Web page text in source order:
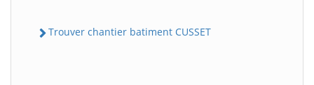
Trouver chantier batiment CUSSET